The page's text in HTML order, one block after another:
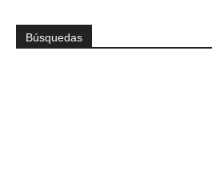
Búsquedas